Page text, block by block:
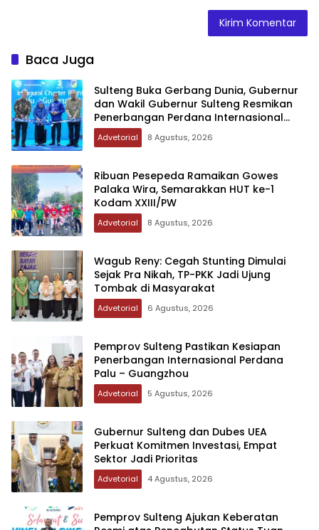
Baca Juga
Sulteng Buka Gerbang Dunia, Gubernur
dan Wakil Gubernur Sulteng Resmikan
Penerbangan Perdana Internasional
Palu-Guangzhou
Advetorial 8 Agustus, 2026
Ribuan Pesepeda Ramaikan Gowes
Palaka Wira, Semarakkan HUT ke-1
Kodam XXIII/PW
Advetorial 8 Agustus, 2026
Wagub Reny: Cegah Stunting Dimulai
Sejak Pra Nikah, TP-PKK Jadi Ujung
Tombak di Masyarakat
Advetorial 6 Agustus, 2026
Pemprov Sulteng Pastikan Kesiapan
Penerbangan Internasional Perdana
Palu – Guangzhou
Advetorial 5 Agustus, 2026
Gubernur Sulteng dan Dubes UEA
Perkuat Komitmen Investasi, Empat
Sektor Jadi Prioritas
Advetorial 4 Agustus, 2026
Pemprov Sulteng Ajukan Keberatan